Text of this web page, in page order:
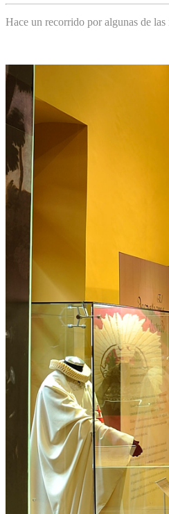
Hace un recorrido por algunas de